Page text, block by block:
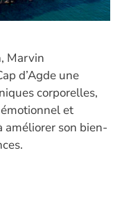
Marvin
d’Agde une
corporelles,
et
améliorer son bien-